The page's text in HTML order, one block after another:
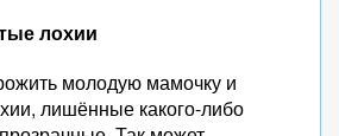
лохии
молодую мамочку и
лишённые какого-либо